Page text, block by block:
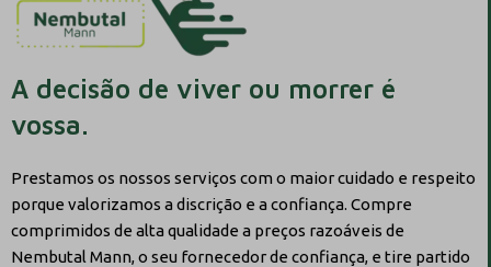
A decisão de viver ou morrer é
vossa.
Prestamos os nossos serviços com o maior cuidado e respeito
porque valorizamos a discrição e a confiança. Compre
comprimidos de alta qualidade a preços razoáveis de
Nembutal Mann, o seu fornecedor de confiança, e tire partido